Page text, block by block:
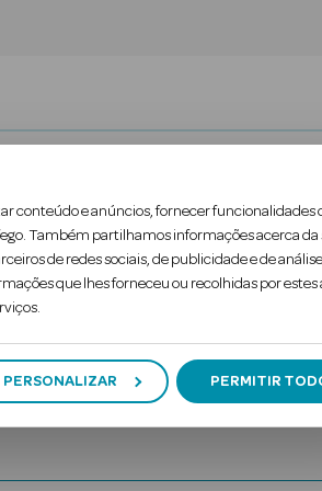
conteúdo e anúncios, fornecer funcionalidades
Também partilhamos informações acerca da
de redes sociais, de publicidade e de
que lhes forneceu ou recolhidas por estes
PERSONALIZAR PERMITIR
músculo-esquelética.
corporal, e ainda lhe vai